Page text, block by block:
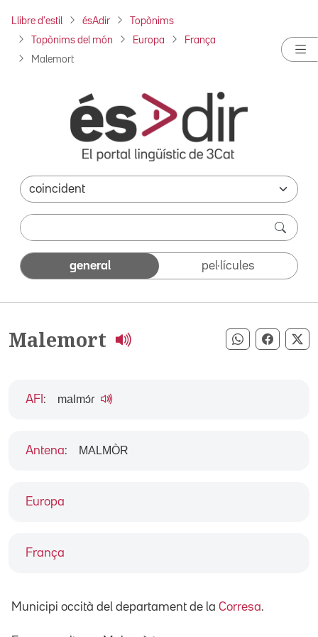
Llibre d'estil ésAdir Topònims
Topònims del món Europa França
Malemort
general pel·lícules
Malemort Compartir
Europa
França
AFI : malmɔ́ɾ
Antena: MALMÒR
Municipi occità del departament de la Corresa.